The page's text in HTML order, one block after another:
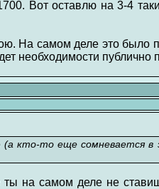
Вот оставлю на 3-4
На самом деле это было
необходимости публично
кто-то еще сомневается
на самом деле не